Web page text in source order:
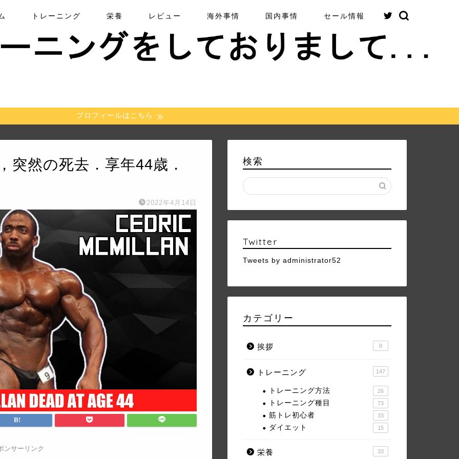
トレーニング 栄養 レビュー 海外事情 国内事情 セール情報
プロフィールはこちら
然の死去．享年44歳．
2022年4月14日
ンサーリンク
検索
Twitter
Tweets by administrator52
カテゴリー
挨拶 8
トレーニング 147
トレーニング方法 26
トレーニング種目 73
筋トレ初心者 33
ダイエット 15
栄養 33